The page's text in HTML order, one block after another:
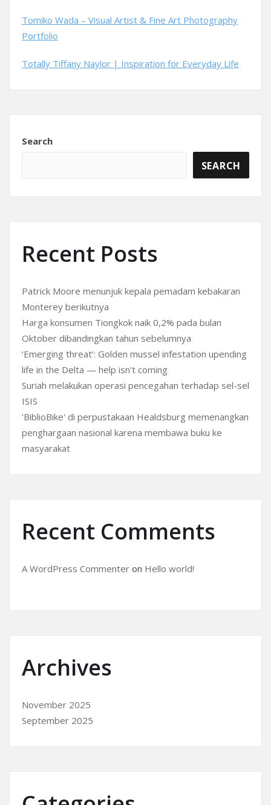
Tomiko Wada – Visual Artist & Fine Art Photography
Portfolio
Totally Tiffany Naylor | Inspiration for Everyday Life
Search
SEARCH
Recent Posts
Patrick Moore menunjuk kepala pemadam kebakaran
Monterey berikutnya
Harga konsumen Tiongkok naik 0,2% pada bulan
Oktober dibandingkan tahun sebelumnya
‘Emerging threat’: Golden mussel infestation upending
life in the Delta — help isn’t coming
Suriah melakukan operasi pencegahan terhadap sel-sel
ISIS
'BiblioBike' di perpustakaan Healdsburg memenangkan
penghargaan nasional karena membawa buku ke
masyarakat
Recent Comments
A WordPress Commenter on Hello world!
Archives
November 2025
September 2025